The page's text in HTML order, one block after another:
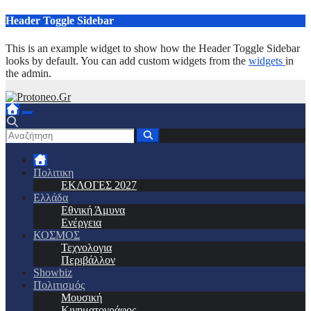
Μετάβαση
περιεχόμενο
Header Toggle Sidebar
This is an example widget to show how the Header Toggle Sidebar
looks by default. You can add custom widgets from the widgets in
the admin.
Πολιτικη
ΕΚΛΟΓΕΣ 2027
Ελλάδα
Εθνική Άμυνα
Ενέργεια
ΚΟΣΜΟΣ
Τεχνολογια
Περιβάλλον
Showbiz
Πολιτισμός
Μουσική